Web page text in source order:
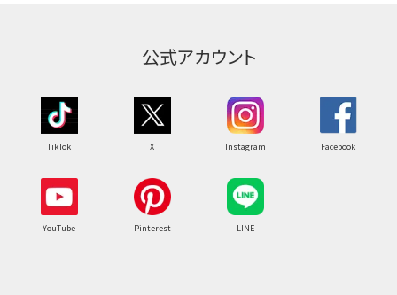
公式アカウント
TikTok X Instagram Facebook
YouTube Pinterest LINE